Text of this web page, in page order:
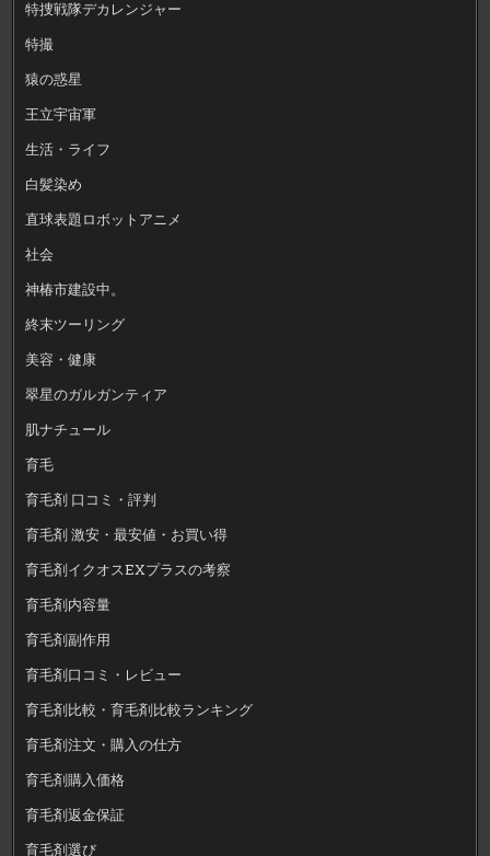
特捜戦隊デカレンジャー
特撮
猿の惑星
王立宇宙軍
生活・ライフ
白髪染め
直球表題ロボットアニメ
社会
神椿市建設中。
終末ツーリング
美容・健康
翠星のガルガンティア
肌ナチュール
育毛
育毛剤 口コミ・評判
育毛剤 激安・最安値・お買い得
育毛剤イクオスEXプラスの考察
育毛剤内容量
育毛剤副作用
育毛剤口コミ・レビュー
育毛剤比較・育毛剤比較ランキング
育毛剤注文・購入の仕方
育毛剤購入価格
育毛剤返金保証
育毛剤選び